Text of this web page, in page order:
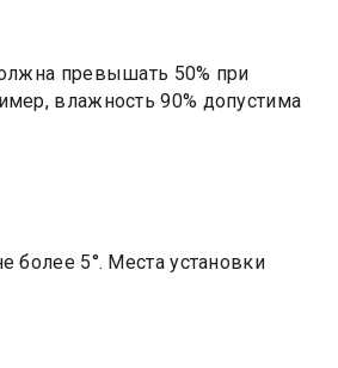
превышать 50% при
влажность 90% допустима
более 5°. Места установки